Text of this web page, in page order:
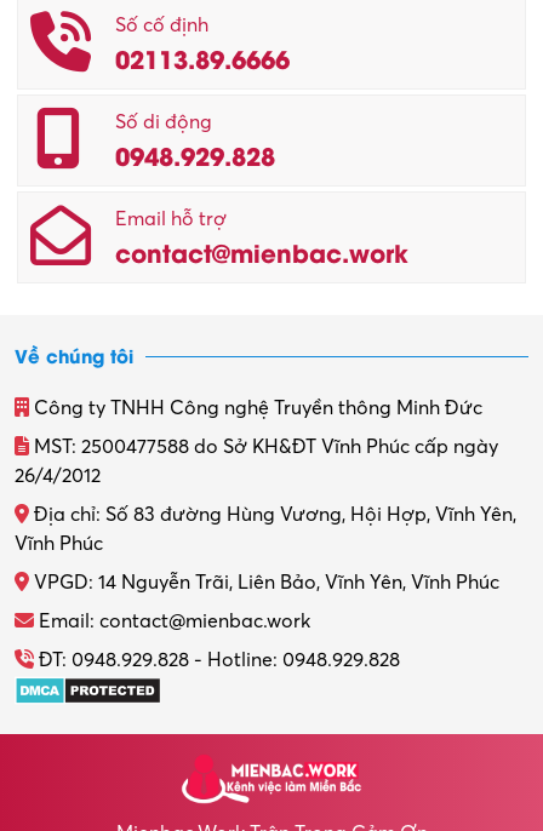
Số cố định
02113.89.6666
Số di động
0948.929.828
Email hỗ trợ
contact@mienbac.work
Về chúng tôi
Công ty TNHH Công nghệ Truyền thông Minh Đức
MST: 2500477588 do Sở KH&ĐT Vĩnh Phúc cấp ngày
26/4/2012
Địa chỉ: Số 83 đường Hùng Vương, Hội Hợp, Vĩnh Yên,
Vĩnh Phúc
VPGD: 14 Nguyễn Trãi, Liên Bảo, Vĩnh Yên, Vĩnh Phúc
Email: contact@mienbac.work
ĐT: 0948.929.828 - Hotline: 0948.929.828